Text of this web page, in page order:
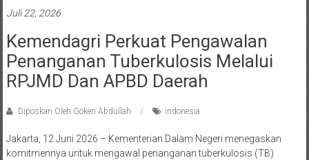
Juli 22, 2026
Kemendagri Perkuat Pengawalan
Penanganan Tuberkulosis Melalui
RPJMD Dan APBD Daerah
Diposkan Oleh:Goken Abdullah indonesia
Jakarta, 12 Juni 2026 – Kementerian Dalam Negeri menegaskan
komitmennya untuk mengawal penanganan tuberkulosis (TB)